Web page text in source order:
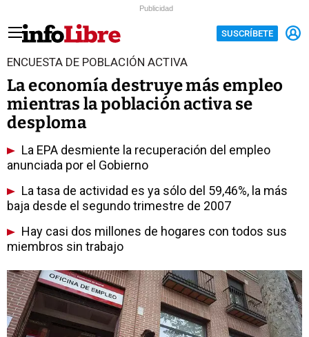
Publicidad
SUSCRÍBETE
ENCUESTA DE POBLACIÓN ACTIVA
La economía destruye más empleo
mientras la población activa se
desploma
La EPA desmiente la recuperación del empleo
anunciada por el Gobierno
La tasa de actividad es ya sólo del 59,46%, la más
baja desde el segundo trimestre de 2007
Hay casi dos millones de hogares con todos sus
miembros sin trabajo